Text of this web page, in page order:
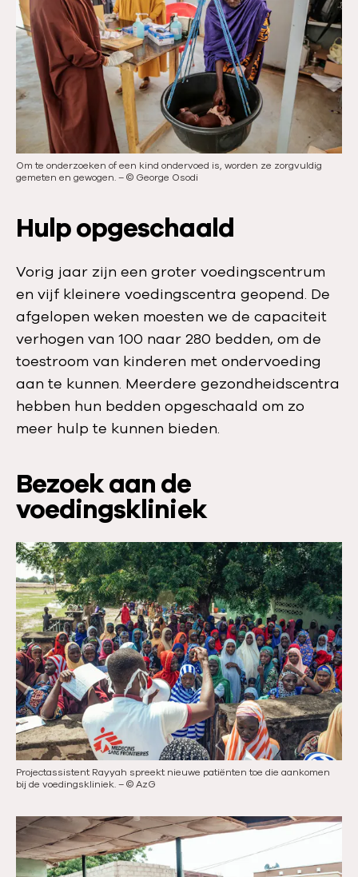
Om te onderzoeken of een kind ondervoed is, worden ze zorgvuldig
gemeten en gewogen.–© George Osodi
Hulp opgeschaald
Vorig jaar zijn een groter voedingscentrum
en vijf kleinere voedingscentra geopend. De
afgelopen weken moesten we de capaciteit
verhogen van 100 naar 280 bedden, om de
toestroom van kinderen met ondervoeding
aan te kunnen. Meerdere gezondheidscentra
hebben hun bedden opgeschaald om zo
meer hulp te kunnen bieden.
Bezoek aan de
voedingskliniek
Projectassistent Rayyah spreekt nieuwe patiënten toe die aankomen
bij de voedingskliniek.–©AzG